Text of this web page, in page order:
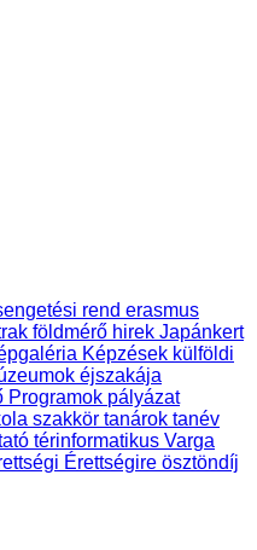
rend erasmus
földmérő hirek Japánkert
Képzések külföldi
éjszakája
Programok pályázat
szakkör tanárok tanév
térinformatikus Varga
Érettségire ösztöndíj